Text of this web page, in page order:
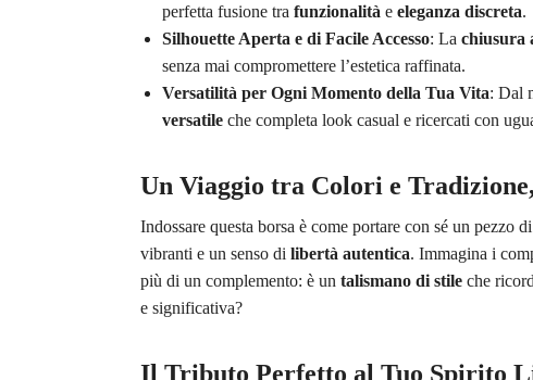
perfetta fusione tra funzionalità e eleganza discreta.
Silhouette Aperta e di Facile Accesso: La chiusura
senza mai compromettere l’estetica raffinata.
Versatilità per Ogni Momento della Tua Vita: Dal
versatileche completa look casual e ricercati con
Un Viaggio tra Colori e
Indossare questa borsa è come portare con sé un pezzo
vibranti e un senso di libertà autentica. Immagina i
più di un complemento: è un talismano di stileche
e significativa?
Il Tributo Perfetto al Tuo Spirito